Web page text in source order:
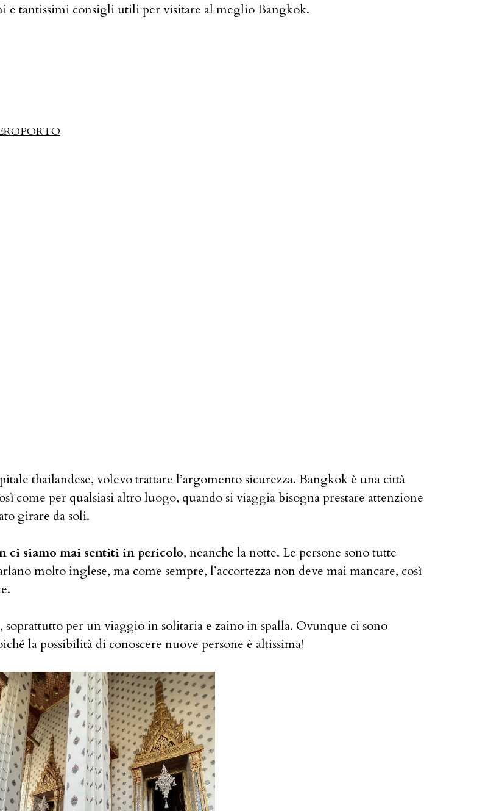
e tantissimi consigli utili per visitare al meglio Bangkok.
thailandese, volevo trattare l’argomento sicurezza. Bangkok è una città
come per qualsiasi altro luogo, quando si viaggia bisogna prestare attenzione
girare da soli.
ci siamo mai sentiti in pericolo, neanche la notte. Le persone sono tutte
molto inglese, ma come sempre, l’accortezza non deve mai mancare, così
per un viaggio in solitaria e zaino in spalla. Ovunque ci sono
la possibilità di conoscere nuove persone è altissima!